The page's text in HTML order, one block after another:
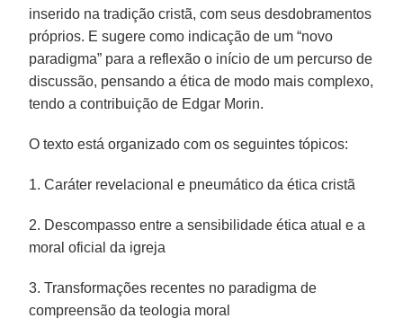
inserido na tradição cristã, com seus desdobramentos
próprios. E sugere como indicação de um “novo
paradigma” para a reflexão o início de um percurso de
discussão, pensando a ética de modo mais complexo,
tendo a contribuição de Edgar Morin.
O texto está organizado com os seguintes tópicos:
1. Caráter revelacional e pneumático da ética cristã
2. Descompasso entre a sensibilidade ética atual e a
moral oficial da igreja
3. Transformações recentes no paradigma de
compreensão da teologia moral